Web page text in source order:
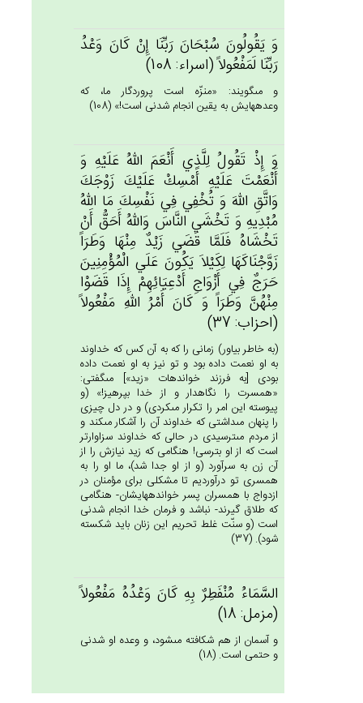
وَ يَقُولُون‌َ سُبْحَان‌َ رَبِّنَا إِنْ‌ كَان‌َ وَعْدُ
رَبِّنَا لَمَفْعُولاً (اسراء: 108)
و مى‏گويند: «منزّه است پروردگار ما، كه
وعده‏هايش به يقين انجام شدنى است!» (108)
وَ إِذْ تَقُول‌ُ لِلَّذِي‌ أَنْعَم‌َ الله‌ُ عَلَيْه‌ِ وَ
أَنْعَمْت‌َ عَلَيْه‌ِ أَمْسِك‌ْ عَلَيْك‌َ زَوْجَك‌َ
وَاتَّق‌ِ الله‌َ وَ تُخْفِي‌ فِي‌ نَفْسِك‌َ مَا الله‌ُ
مُبْدِيه‌ِ وَ تَخْشَي‌ النَّاس‌َ وَالله‌ُ أَحَق‌ُّ أَنْ‌
تَخْشَاه‌ُ فَلَمَّا قَضَي‌ زَيْدٌ مِنْهَا وَطَرَاً
زَوَّجْنَاكَهَا لِكَيْلاَ يَكُون‌َ عَلَي‌ الْمُؤْمِنِين‌َ
حَرَج‌ٌ فِي‌ أَزْوَاج‌ِ أَدْعِيَائِهِم‌ْ إِذَا قَضَوْا
مِنْهُن‌َّ وَطَرَاً وَ كَان‌َ أَمْرُ الله‌ِ مَفْعُولاً
(احزاب: 37)
(به خاطر بياور) زمانى را كه به آن كس كه خداوند
به او نعمت داده بود و تو نيز به او نعمت داده
بودى [به فرزند خوانده‏ات «زيد»] مى‏گفتى:
«همسرت را نگاه‏دار و از خدا بپرهيز!» (و
پيوسته اين امر را تكرار مى‏كردى) و در دل چيزى
را پنهان مى‏داشتى كه خداوند آن را آشكار مى‏كند و
از مردم مى‏ترسيدى در حالى كه خداوند سزاوارتر
است كه از او بترسى! هنگامى كه زيد نيازش را از
آن زن به سرآورد (و از او جدا شد)، ما او را به
همسرى تو درآورديم تا مشكلى براى مؤمنان در
ازدواج با همسران پسر خوانده‏هايشان- هنگامى
كه طلاق گيرند- نباشد و فرمان خدا انجام شدنى
است (و سنّت غلط تحريم اين زنان بايد شكسته
شود). (37)
السَّمَاءُ مُنْفَطِرٌ بِه‌ِ كَان‌َ وَعْدُه‌ُ مَفْعُولاً
(مزمل: 18)
و آسمان از هم شكافته مى‏شود، و وعده او شدنى
و حتمى است. (18)